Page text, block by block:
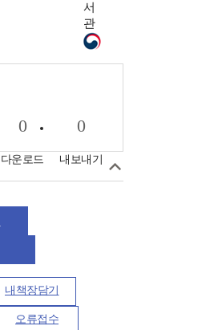
서
관
0
다운로드
0
내보내기
내책장담기
오류접수